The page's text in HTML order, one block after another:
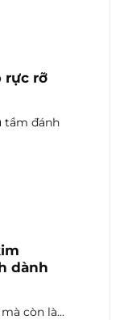
rực rỡ
tầm đánh
dành
còn là...